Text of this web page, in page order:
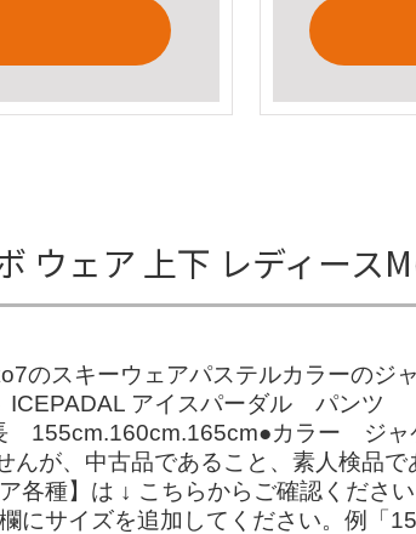
ウェア 上下 レディース
のスキーウェアパステルカラーのジ
ICEPADAL アイスパーダル パン
155cm.160cm.165cm●カラー
が、中古品であること、素人検品で
各種】は ↓ こちらからご確認くださ
サイズを追加してください。例「